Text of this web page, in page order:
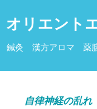
オリエント
鍼灸 漢方アロマ 薬
自律神経の乱れ